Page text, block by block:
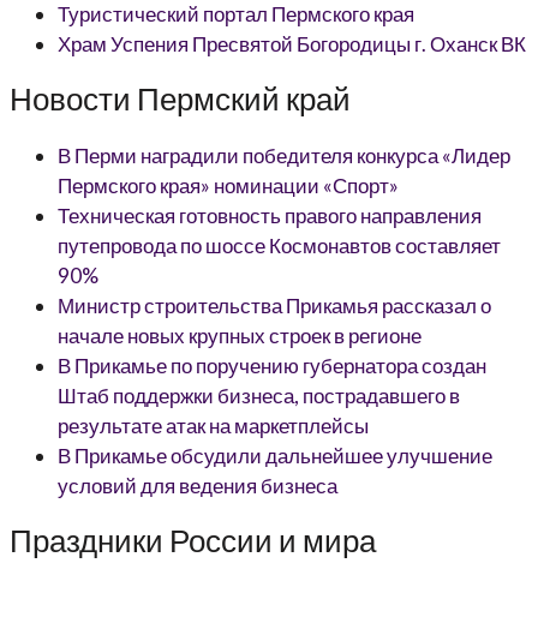
Туристический портал Пермского края
Храм Успения Пресвятой Богородицы г. Оханск ВК
Новости Пермский край
В Перми наградили победителя конкурса «Лидер
Пермского края» номинации «Спорт»
Техническая готовность правого направления
путепровода по шоссе Космонавтов составляет
90%
Министр строительства Прикамья рассказал о
начале новых крупных строек в регионе
В Прикамье по поручению губернатора создан
Штаб поддержки бизнеса, пострадавшего в
результате атак на маркетплейсы
В Прикамье обсудили дальнейшее улучшение
условий для ведения бизнеса
Праздники России и мира